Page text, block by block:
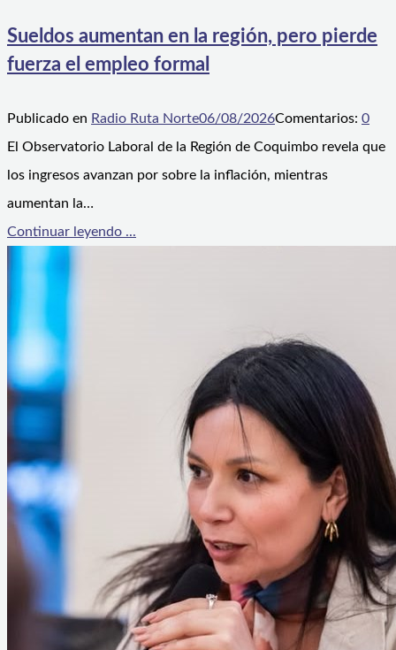
Sueldos aumentan en la región, pero pierde
fuerza el empleo formal
Publicado en Radio Ruta Norte06/08/2026Comentarios: 0
El Observatorio Laboral de la Región de Coquimbo revela que
los ingresos avanzan por sobre la inflación, mientras
aumentan la…
Continuar leyendo ...